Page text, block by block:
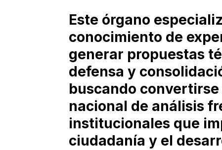
Este órgano
conocimiento de
generar propuestas
defensa y
buscando
nacional de análisis
institucionales que
ciudadanía y el